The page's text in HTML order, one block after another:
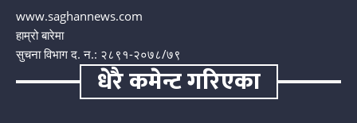
www.saghannews.com
हाम्रो बारेमा
सुचना विभाग द. न.: २८९१-२०७८/७९
धेरै कमेन्ट गरिएका